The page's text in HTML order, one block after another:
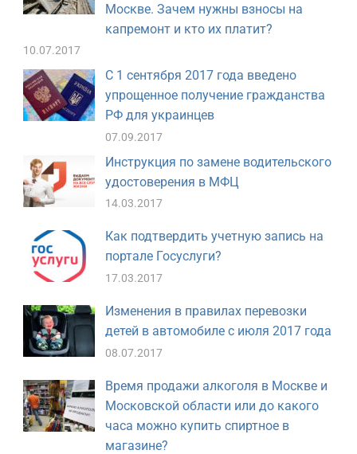
Москве. Зачем нужны взносы на
капремонт и кто их платит?
10.07.2017
С 1 сентября 2017 года введено
упрощенное получение гражданства
РФ для украинцев
07.09.2017
Инструкция по замене водительского
удостоверения в МФЦ
14.03.2017
Как подтвердить учетную запись на
портале Госуслуги?
17.03.2017
Изменения в правилах перевозки
детей в автомобиле с июля 2017 года
08.07.2017
Время продажи алкоголя в Москве и
Московской области или до какого
часа можно купить спиртное в
магазине?